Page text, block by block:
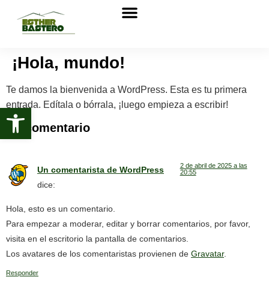
Abrir barra de herramientas
¡Hola, mundo!
Te damos la bienvenida a WordPress. Esta es tu primera
entrada. Edítala o bórrala, ¡luego empieza a escribir!
Un comentario
Un comentarista de WordPress
dice:
2 de abril de 2025 a las
20:55
Hola, esto es un comentario.
Para empezar a moderar, editar y borrar comentarios, por favor,
visita en el escritorio la pantalla de comentarios.
Los avatares de los comentaristas provienen de Gravatar.
Responder